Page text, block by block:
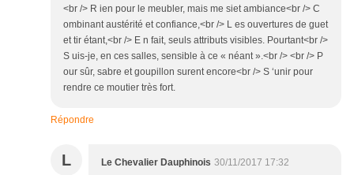
<br /> R ien pour le meubler, mais me siet ambiance<br /> C
ombinant austérité et confiance,<br /> L es ouvertures de guet
et tir étant,<br /> E n fait, seuls attributs visibles. Pourtant<br />
S uis-je, en ces salles, sensible à ce « néant ».<br /> <br /> P
our sûr, sabre et goupillon surent encore<br /> S ‘unir pour
rendre ce moutier très fort.
Répondre
L Le Chevalier Dauphinois 30/11/2017 17:32